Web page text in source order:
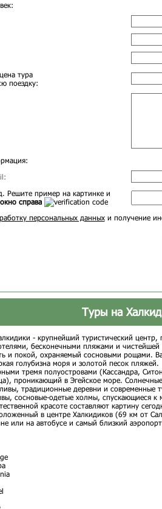
тура
поездку:
Решите пример на картинке и
справа
персональных данныхи получение
Туры на
- крупнейший туристический центр,
бесконечными пляжами и чистейшей
и покой, охраняемый сосновыми рощами.
голубизна моря и золотой песок пляжей.
тремя полуостровами (Кассандра,
проникающий в Эгейское море.
традиционные деревни и современные
сосновые-одетые холмы, спускающиеся
красоте составляют картину
в центре Халкидиков (69 км от
или на автобусе и самый близкий